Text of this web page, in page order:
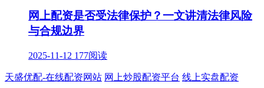
网上配资是否受法律保护？一文讲清法律风险
与合规边界
2025-11-12 177阅读
天盛优配-在线配资网站 网上炒股配资平台 线上实盘配资